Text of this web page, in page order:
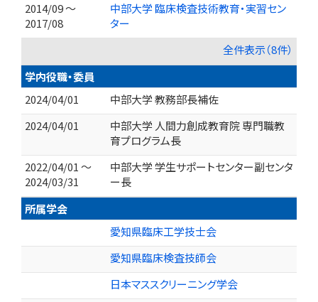
2014/09 ～
2017/08
中部大学 臨床検査技術教育・実習セン
ター
全件表示（8件）
学内役職・委員
2024/04/01
中部大学 教務部長補佐
2024/04/01
中部大学 人間力創成教育院 専門職教
育プログラム長
2022/04/01 ～
2024/03/31
中部大学 学生サポートセンター副センタ
ー長
所属学会
愛知県臨床工学技士会
愛知県臨床検査技師会
日本マススクリーニング学会